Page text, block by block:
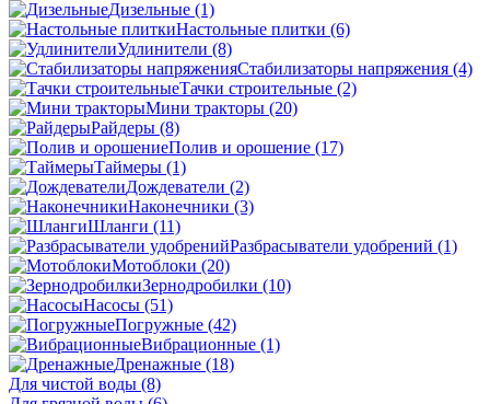
Дизельные (1)
Настольные плитки (6)
Удлинители (8)
Стабилизаторы напряжения (4)
Тачки строительные (2)
Мини тракторы (20)
Райдеры (8)
Полив и орошение (17)
Таймеры (1)
Дождеватели (2)
Наконечники (3)
Шланги (11)
Разбрасыватели удобрений (1)
Мотоблоки (20)
Зернодробилки (10)
Насосы (51)
Погружные (42)
Вибрационные (1)
Дренажные (18)
Для чистой воды (8)